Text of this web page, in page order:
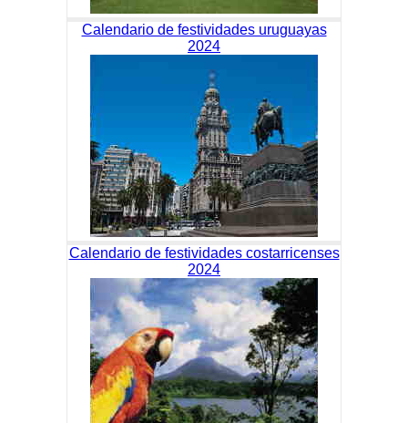
Calendario de festividades uruguayas
2024
Calendario de festividades costarricenses
2024